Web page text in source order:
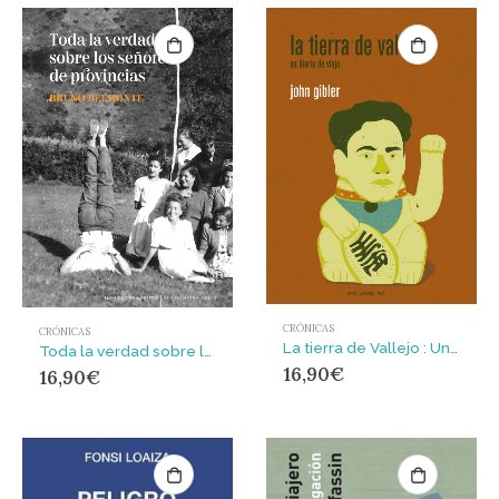
CRÓNICAS
16,90€
CRÓNICAS
16,90€